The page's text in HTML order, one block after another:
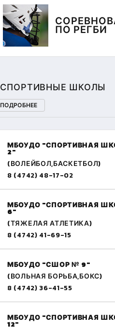
ПО РЕГБИ
СПОРТИВНЫЕ ШКОЛЫ
ПОДРОБНЕЕ
МБОУДО "СПОРТИВНАЯ
2"
(ВОЛЕЙБОЛ,БАСКЕТБОЛ)
8 (4742) 48-17-02
МБОУДО "СПОРТИВНАЯ
6"
(ТЯЖЕЛАЯ АТЛЕТИКА)
8 (4742) 41-69-15
МБОУДО "СШОР № 9"
(ВОЛЬНАЯ БОРЬБА,БОКС)
8 (4742) 36-41-55
МБОУДО "СПОРТИВНАЯ
12"